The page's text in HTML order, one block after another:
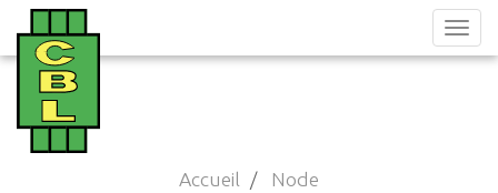
Aller
au
contenu
principal
Accueil
Node